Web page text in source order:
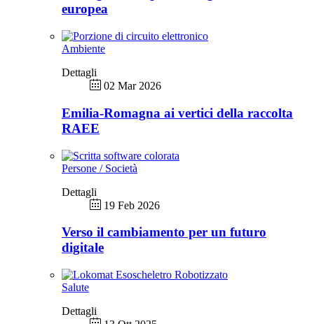
europea
Ambiente
Dettagli
02 Mar 2026
Emilia-Romagna ai vertici della raccolta
RAEE
Persone / Società
Dettagli
19 Feb 2026
Verso il cambiamento per un futuro
digitale
Salute
Dettagli